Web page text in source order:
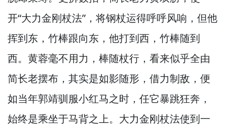
开“大力金刚杖法”， 将钢杖运得呼呼风响， 但他
挥到东， 竹棒跟向东， 他打到西， 竹棒随到
西。 黄蓉毫不用力， 棒随杖行， 看来似乎全由
简长老摆布， 其实是如影随形， 借力制敌， 便
如当年郭靖驯服小红马之时， 任它暴跳狂奔，
始终是乘坐于马背之上。 大力金刚杖法使到一